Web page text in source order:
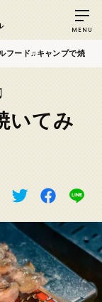
MENU
フード♫ キャンプで焼き
いてみ